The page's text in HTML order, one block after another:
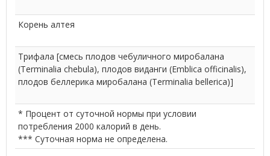
Корень алтея
Трифала [смесь плодов чебуличного миробалана
(Terminalia chebula), плодов виданги (Emblica officinalis),
плодов беллерика миробалана (Terminalia bellerica)]
* Процент от суточной нормы при условии
потребления 2000 калорий в день.
*** Суточная норма не определена.